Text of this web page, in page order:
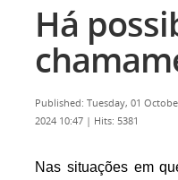
Há
Published: Tuesday, 01
2024 10:47 | Hits: 5381
Nas situações em